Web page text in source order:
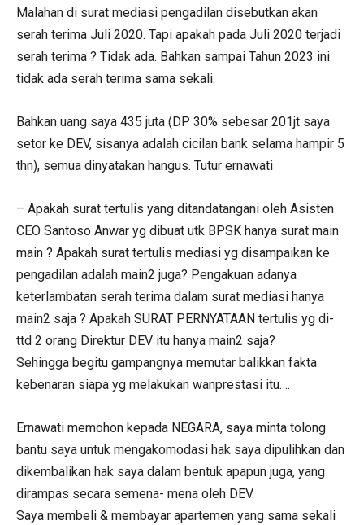
Malahan di surat mediasi pengadilan disebutkan akan
serah terima Juli 2020. Tapi apakah pada Juli 2020 terjadi
serah terima ? Tidak ada. Bahkan sampai Tahun 2023 ini
tidak ada serah terima sama sekali.
Bahkan uang saya 435 juta (DP 30% sebesar 201jt saya
setor ke DEV, sisanya adalah cicilan bank selama hampir 5
thn), semua dinyatakan hangus. Tutur ernawati
– Apakah surat tertulis yang ditandatangani oleh Asisten
CEO Santoso Anwar yg dibuat utk BPSK hanya surat main
main ? Apakah surat tertulis mediasi yg disampaikan ke
pengadilan adalah main2 juga? Pengakuan adanya
keterlambatan serah terima dalam surat mediasi hanya
main2 saja ? Apakah SURAT PERNYATAAN tertulis yg di-
ttd 2 orang Direktur DEV itu hanya main2 saja?
Sehingga begitu gampangnya memutar balikkan fakta
kebenaran siapa yg melakukan wanprestasi itu. ..
Ernawati memohon kepada NEGARA, saya minta tolong
bantu saya untuk mengakomodasi hak saya dipulihkan dan
dikembalikan hak saya dalam bentuk apapun juga, yang
dirampas secara semena- mena oleh DEV.
Saya membeli & membayar apartemen yang sama sekali